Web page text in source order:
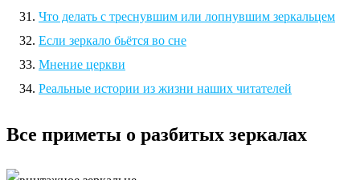
Что делать с треснувшим или лопнувшим зеркальцем
Если зеркало бьётся во сне
Мнение церкви
Реальные истории из жизни наших читателей
Все приметы о разбитых зеркалах